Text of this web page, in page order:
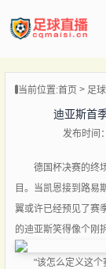
播当前位置:首页 足
迪亚斯首
发布时间
德国杯决赛的终场
目。当凯恩接到路易
翼或许已经预见了赛
的迪亚斯笑得像个刚
"该怎么定义这个赛